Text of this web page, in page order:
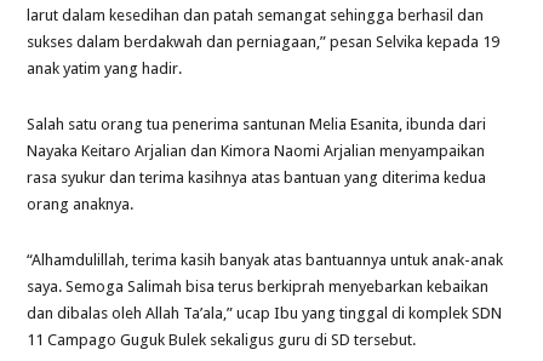
larut dalam kesedihan dan patah semangat sehingga berhasil dan
sukses dalam berdakwah dan perniagaan,” pesan Selvika kepada 19
anak yatim yang hadir.
Salah satu orang tua penerima santunan Melia Esanita, ibunda dari
Nayaka Keitaro Arjalian dan Kimora Naomi Arjalian menyampaikan
rasa syukur dan terima kasihnya atas bantuan yang diterima kedua
orang anaknya.
“Alhamdulillah, terima kasih banyak atas bantuannya untuk anak-anak
saya. Semoga Salimah bisa terus berkiprah menyebarkan kebaikan
dan dibalas oleh Allah Ta’ala,” ucap Ibu yang tinggal di komplek SDN
11 Campago Guguk Bulek sekaligus guru di SD tersebut.